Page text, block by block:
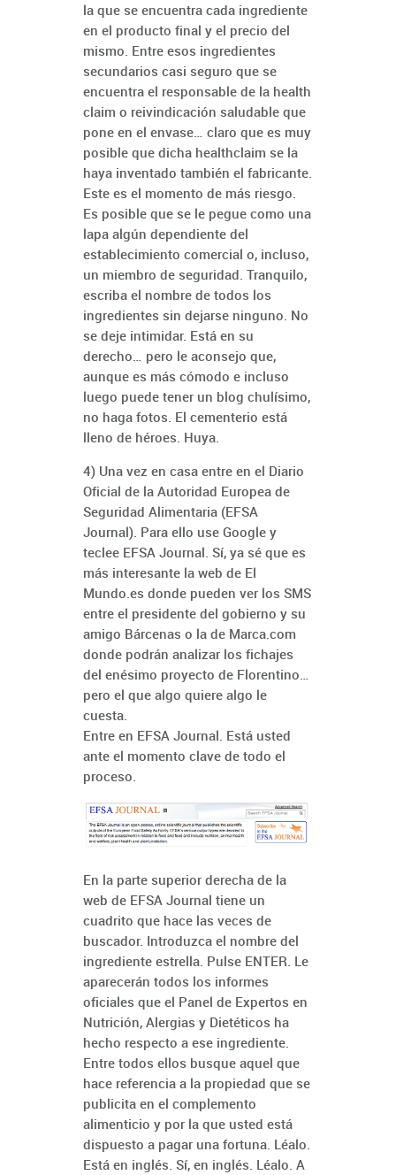
la que se encuentra cada ingrediente
en el producto final y el precio del
mismo. Entre esos ingredientes
secundarios casi seguro que se
encuentra el responsable de la health
claim o reivindicación saludable que
pone en el envase… claro que es muy
posible que dicha healthclaim se la
haya inventado también el fabricante.
Este es el momento de más riesgo.
Es posible que se le pegue como una
lapa algún dependiente del
establecimiento comercial o, incluso,
un miembro de seguridad. Tranquilo,
escriba el nombre de todos los
ingredientes sin dejarse ninguno. No
se deje intimidar. Está en su
derecho… pero le aconsejo que,
aunque es más cómodo e incluso
luego puede tener un blog chulísimo,
no haga fotos. El cementerio está
lleno de héroes. Huya.
4) Una vez en casa entre en el Diario
Oficial de la Autoridad Europea de
Seguridad Alimentaria (EFSA
Journal). Para ello use Google y
teclee EFSA Journal. Sí, ya sé que es
más interesante la web de El
Mundo.es donde pueden ver los SMS
entre el presidente del gobierno y su
amigo Bárcenas o la de Marca.com
donde podrán analizar los fichajes
del enésimo proyecto de Florentino…
pero el que algo quiere algo le
cuesta.
Entre en EFSA Journal. Está usted
ante el momento clave de todo el
proceso.
En la parte superior derecha de la
web de EFSA Journal tiene un
cuadrito que hace las veces de
buscador. Introduzca el nombre del
ingrediente estrella. Pulse ENTER. Le
aparecerán todos los informes
oficiales que el Panel de Expertos en
Nutrición, Alergias y Dietéticos ha
hecho respecto a ese ingrediente.
Entre todos ellos busque aquel que
hace referencia a la propiedad que se
publicita en el complemento
alimenticio y por la que usted está
dispuesto a pagar una fortuna. Léalo.
Está en inglés. Sí, en inglés. Léalo. A